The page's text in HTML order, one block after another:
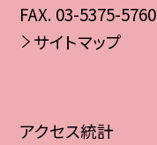
FAX. 03-5375-5760
サイトマップ
アクセス統計